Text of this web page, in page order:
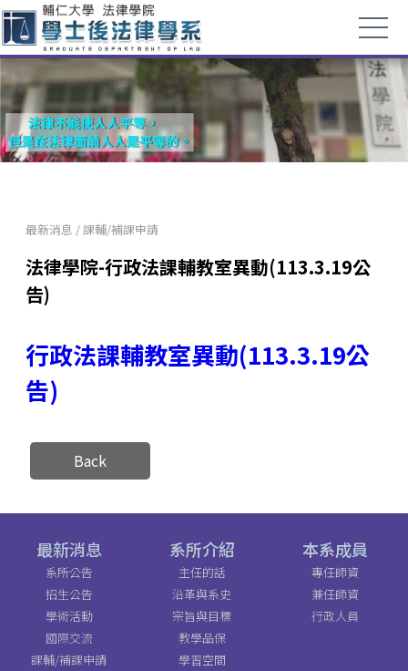
最新消息 /課輔/補課申請
法律學院-行政法課輔教室異動(113.3.19公
告)
行政法課輔教室異動(113.3.19公
告)
Back
最新消息
系所公告
招生公告
學術活動
國際交流
課輔/補課申請
系所介紹
主任的話
沿革與系史
宗旨與目標
教學品保
學習空間
本系成員
專任師資
兼任師資
行政人員